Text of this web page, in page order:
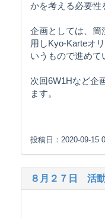
かを考える必要性
企画としては、簡
用しKyo-Karteオ
いうもので進め
次回6W1Hなど企
ます。
投稿日：2020-09-15
８月２７日 活